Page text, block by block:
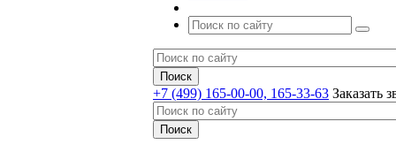
+7 (499) 165-00-00, 165-33-63 Заказать